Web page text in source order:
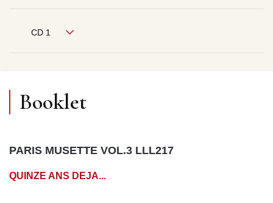
CD 1
Booklet
PARIS MUSETTE VOL.3 LLL217
QUINZE ANS DEJA...